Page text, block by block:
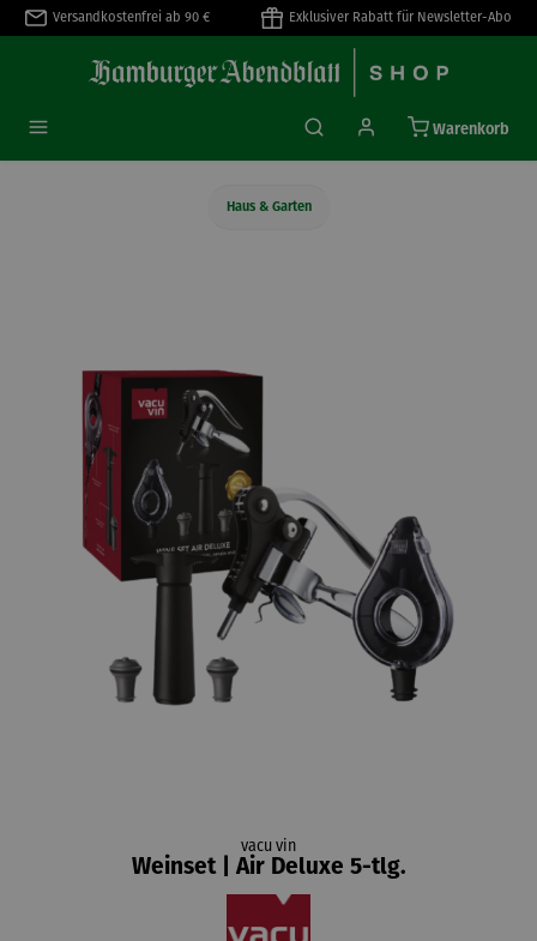
springen
Versandkostenfrei ab 90 € Exklusiver Rabatt für Newsletter-Abo
Warenkorb
Haus & Garten
vacu vin
Weinset | Air Deluxe 5-tlg.